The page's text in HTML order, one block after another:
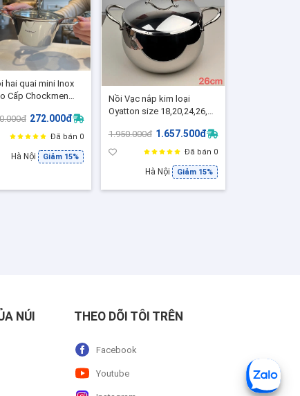
hai quai mini Inox
Cấp Chockmen
nắp kính , Dùng
mọi loại bếp
272.000đ
Đã bán 0
Hà Nội Giảm 15%
Nồi Vạc nắp kim loại
Oyatton size 18,20,24,26,28
từ, Nồi luộc gà
1.950.000đ 1.657.500đ
Đã bán 0
Hà Nội Giảm 15%
NÚI THEO DÕI TÔI TRÊN
Facebook
Youtube